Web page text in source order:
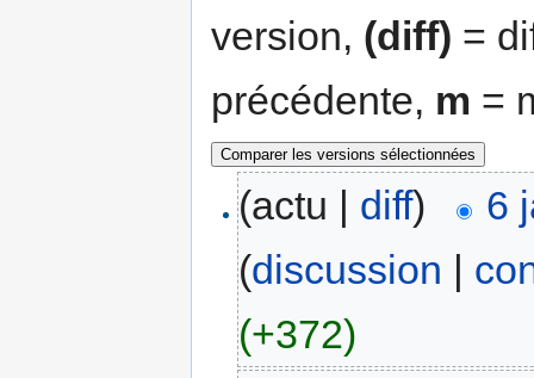
version, (diff) =
précédente, m =
(actu | diff)
6
(discussion |
(+372)